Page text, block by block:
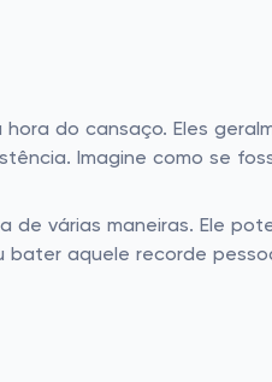
do cansaço. Eles
Imagine como se
de várias maneiras. Ele
bater aquele recorde